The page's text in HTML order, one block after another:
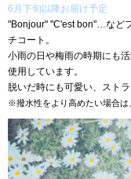
6月下旬以降お届け予定
"Bonjour" "C'est bon"…など
チコート。
小雨の日や梅雨の時期にも
使用しています。
脱いだ時にも可愛い、スト
※撥水性をより高めたい場合は